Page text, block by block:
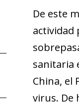
De este
actividad
sanitaria
China, el
virus. De